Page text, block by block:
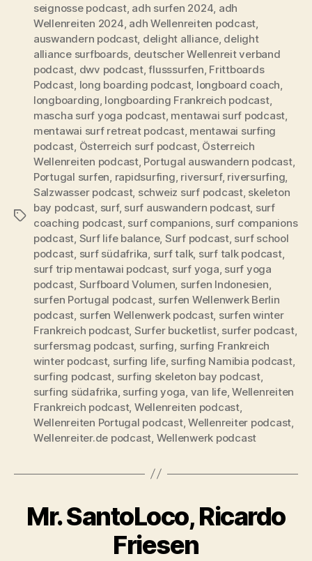
Schlagwörter
seignosse podcast, adh surfen 2024 adh
Wellenreiten 2024 adh Wellenreiten podcast
auswandern podcast, delight alliance, delight
alliance surfboards deutscher Wellenreit verband
podcast dwv podcast,flusssurfen Frittboards
Podcast long boarding podcast, longboard coach
longboarding longboarding Frankreich podcast,
mascha surf yoga podcast, mentawai surf podcast
mentawai surf retreat podcast, mentawai surfing
podcast Österreich surf podcast, Österreich
Wellenreiten podcast, Portugal auswandern podcast,
Portugal surfen rapidsurfing riversurf, riversurfing
Salzwasser podcast, schweiz surf podcast, skeleton
bay podcast surf, surf auswandern podcast, surf
coaching podcast, surf companions, surf companions
podcast Surf life balance, Surf podcast, surf school
podcast surf südafrika surf talk, surf talk podcast,
surf trip mentawai podcast, surf yoga surf yoga
podcast Surfboard Volumen surfen Indonesien
surfen Portugal podcast surfen Wellenwerk Berlin
podcast surfen Wellenwerk podcast, surfen winter
Frankreich podcast, Surfer bucketlist, surfer podcast,
surfersmag podcast, surfing surfing Frankreich
winter podcast, surfing life, surfing Namibia podcast,
surfing podcast surfing skeleton bay podcast,
surfing südafrika surfing yoga van life,Wellenreiten
Frankreich podcast, Wellenreiten podcast,
Wellenreiten Portugal podcast,Wellenreiter podcast
Wellenreiter.de podcast Wellenwerk podcast
Mr. SantoLoco, Ricardo
Friesen